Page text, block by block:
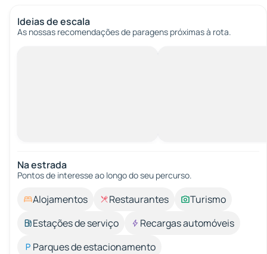
Ideias de escala
As nossas recomendações de paragens próximas à rota.
Na estrada
Pontos de interesse ao longo do seu percurso.
Alojamentos Restaurantes
Turismo
Estações de serviço
Recargas automóveis
Parques de estacionamento